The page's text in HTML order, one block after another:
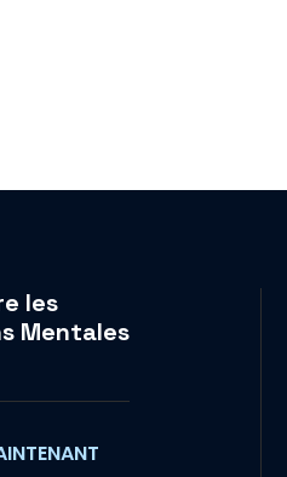
les
Mentales